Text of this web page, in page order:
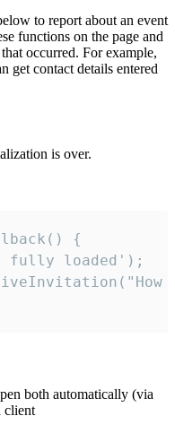
to report about an event
functions on the page and
occurred. For example,
get contact details entered
is over.
{
fully loaded');
both automatically (via
client